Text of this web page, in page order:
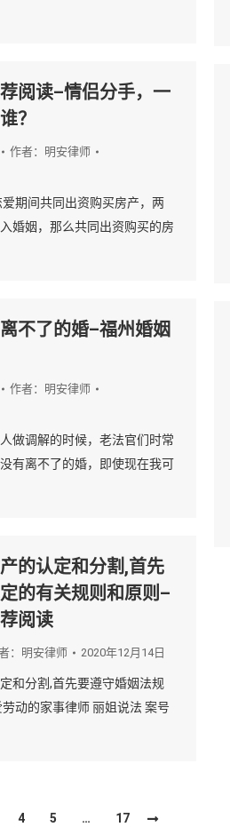
阅读–情侣分手，一
？
作者： 明安律师
期间共同出资购买房产，两
婚姻，那么共同出资购买的房
不了的婚–福州婚姻
作者： 明安律师
做调解的时候，老法官们时常
有离不了的婚，即使现在我可
的认定和分割,首先
的有关规则和原则–
阅读
： 明安律师 2020年12月14日
和分割,首先要遵守婚姻法规
动的家事律师 丽姐说法 案号
4 5 … 17